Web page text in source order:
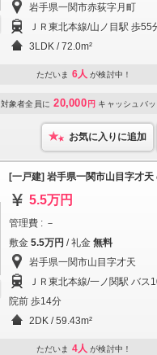
岩手県一関市赤荻字月町
ＪＲ東北本線/山ノ目駅 歩55
3LDK / 72.0m²
ただいま 6人 が検討中！
対象者全員に 20,000 円 キャッシュバッ
お気に入りに追加
[一戸建] 岩手県一関市山目字才天
5.5万円
管理費 : －
敷金 5.5万円 / 礼金 無料
岩手県一関市山目字才天
ＪＲ東北本線/一ノ関駅 バス
院前 歩14分
2DK / 59.43m²
ただいま 4人 が検討中！